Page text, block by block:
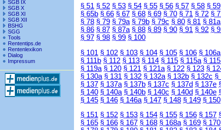
SGB IX
SGB X
SGB XI
SGB XII
BSHG
SGG
Tools
Rententips.de
Rentenlexikon
Dialog
Impressum
§ 51 § 52 § 53 § 54 § 55 § 56 § 57 § 58 § 59
§ 65b § 66 § 67 § 68 § 69 § 70 § 71 § 72 §
§ 78 § 79 § 79a § 79b § 79c § 80 § 81 § 81a
§ 86 § 87 § 87a § 88 § 89 § 90 § 91 § 92 §
§ 97 § 98 § 99 § 100
§ 101 § 102 § 103 § 104 § 105 § 106 § 106a
§ 111b § 112 § 113 § 114 § 115 § 115a §
§ 119a § 120 § 121 § 121a § 122 § 123 §
§ 130a § 131 § 132 § 132a § 132b § 132c §
§ 137 § 137a § 137b § 137c § 137d § 137e
§ 140 § 140a § 140b § 140c § 140d § 140e
§ 145 § 146 § 146a § 147 § 148 § 149 § 150
§ 151 § 152 § 153 § 154 § 155 § 156 § 157
§ 165 § 166 § 167 § 168 § 168a § 169 § 170